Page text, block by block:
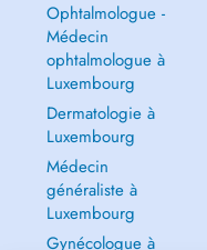
Ophtalmologue -
Médecin
ophtalmologue à
Luxembourg
Dermatologie à
Luxembourg
Médecin
généraliste à
Luxembourg
Gynécologue à